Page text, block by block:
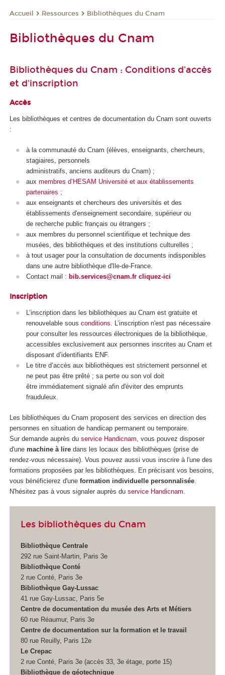
Accueil Ressources Bibliothèques du Cnam
Bibliothèques du Cnam
Bibliothèques du Cnam : Conditions d'accès
et d'inscription
Accès
Les bibliothèques et centres de documentation du Cnam sont ouverts
:
à la communauté du Cnam (élèves, enseignants, chercheurs,
stagiaires, personnels
administratifs, anciens auditeurs du Cnam) ;
aux membres d’HESAM Université et aux établissements
partenaires ;
aux enseignants et chercheurs des universités et des
établissements d'enseignement secondaire, supérieur ou
de recherche public français ou étrangers ;
aux membres du personnel scientifique et technique des
musées, des bibliothèques et des institutions culturelles ;
à tout usager pour la consultation de documents indisponibles
dans une autre bibliothèque d'Ile-de-France.
Contact mail : bib.services@cnam.fr cliquez-ici
Inscription
L’inscription dans les bibliothèques au Cnam est gratuite et
renouvelable sous conditions. L’inscription n'est pas nécessaire
pour consulter les ressources électroniques de la bibliothèque,
accessibles exclusivement aux personnes inscrites au Cnam et
disposant d’identifiants ENF.
Le titre d’accès aux bibliothèques est strictement personnel et
ne peut pas être prêté ; sa perte ou son vol doit
être immédiatement signalé afin d'éviter des emprunts
frauduleux.
Les bibliothèques du Cnam proposent des services en direction des
personnes en situation de handicap permanent ou temporaire.
Sur demande auprès duservice Handicnam , vous pouvez disposer
d'unemachine à lire dans les locaux des bibliothèques (prise de
rendez-vous nécessaire). Vous pouvez aussi vous inscrire à l'une des
formations proposées par les bibliothèques. En précisant vos besoins,
vous bénéficierez d'uneformation individuelle personnalisée
N'hésitez pas à vous signaler auprès duservice Handicnam
Les bibliothèques du Cnam
Bibliothèque Centrale
292 rue Saint-Martin, Paris 3e
Bibliothèque Conté
2 rue Conté, Paris 3e
Bibliothèque Gay-Lussac
41 rue Gay-Lussac, Paris 5e
Centre de documentation du musée des Arts et Métiers
60 rue Réaumur, Paris 3e
Centre de documentation sur la formation et le travail
80 rue Reuilly, Paris 12e
Le Crepac
2 rue Conté, Paris 3e (accès 33, 3e étage, porte 15)
Bibliothèque de géotechnique